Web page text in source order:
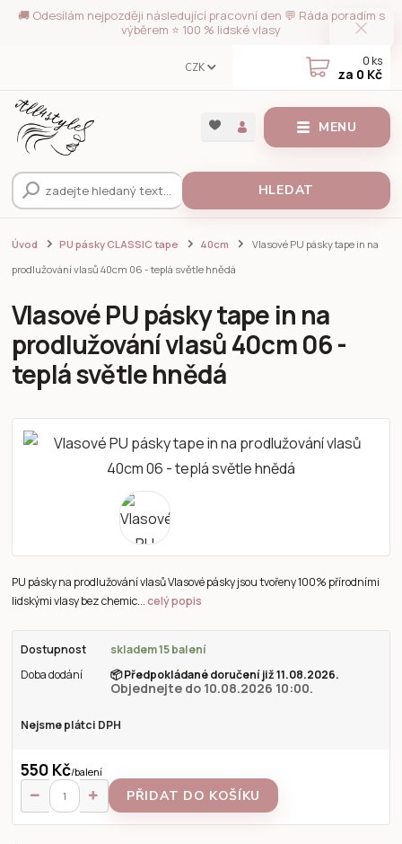
🚚 Odesílám nejpozději následující pracovní den 💬 Ráda poradím s
výběrem ⭐ 100 % lidské vlasy
MENU
CZK
HLEDAT
0 ks
za 0 Kč
Úvod PU pásky CLASSIC tape 40cm
Vlasové PU pásky tape in na
prodlužování vlasů 40cm 06 - teplá světle hnědá
Vlasové PU pásky tape in na
prodlužování vlasů 40cm 06 -
teplá světle hnědá
PU pásky na prodlužování vlasů Vlasové pásky jsou tvořeny 100% přírodními
lidskými vlasy bez chemic...celý popis
Dostupnost
skladem 15 balení
Doba dodání
📦Předpokládané doručení již 11.08.2026.
Objednejte do 10.08.2026 10:00.
Nejsme plátci DPH
550 Kč/balení
PŘIDAT DO KOŠÍKU